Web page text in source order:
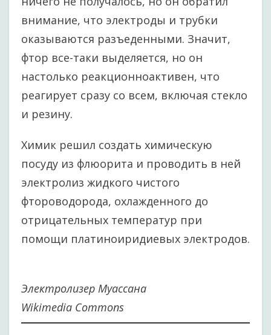
внимание, что электроды и трубки
оказываются разъеденными. Значит,
фтор все-таки выделяется, но он
настолько реакционноактивен, что
реагирует сразу со всем, включая стекло
и резину.
Химик решил создать химическую
посуду из флюорита и проводить в ней
электролиз жидкого чистого
фтороводорода, охлажденного до
отрицательных температур при
помощи платиноиридиевых электродов.
Электролизер Муассана
Wikimedia Commons